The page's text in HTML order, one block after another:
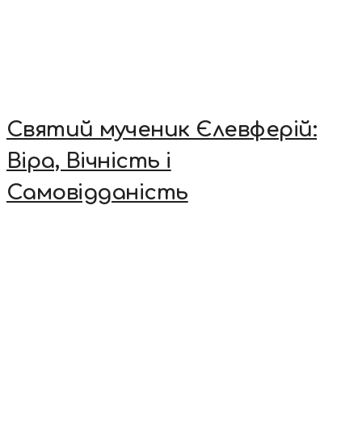
Святий мученик Єлевферій:
Віра, Вічність і
Самовідданість